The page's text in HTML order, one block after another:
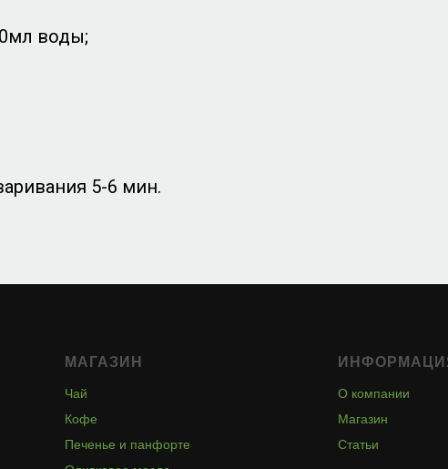
воды;
5-6 мин.
МАГАЗИН
Чай
Кофе
Печенье и панфорте
О компании
Магазин
Статьи